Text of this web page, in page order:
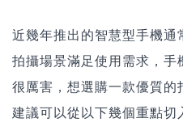
近幾年推出的智慧型手機通
拍攝場景滿足使用需求，手
很厲害，想選購一款優質的
建議可以從以下幾個重點切